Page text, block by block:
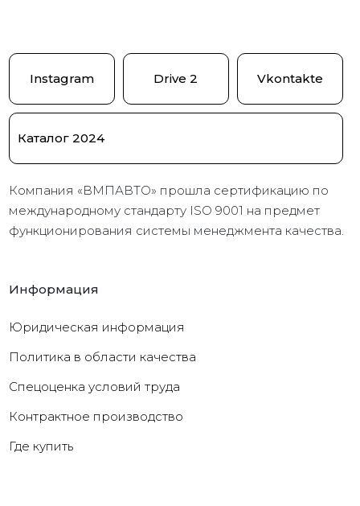
Instagram Drive 2 Vkontakte
Каталог 2024
Компания «ВМПАВТО» прошла сертификацию по
международному стандарту ISO 9001 на предмет
функционирования системы менеджмента качества.
Информация
Юридическая информация
Политика в области качества
Cпецоценка условий труда
Контрактное производство
Где купить